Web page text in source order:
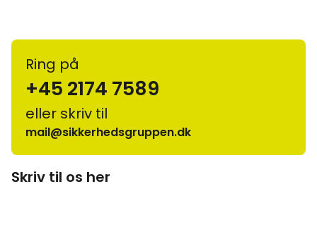
Ring på
+45 2174 7589
eller skriv til
mail@sikkerhedsgruppen.dk
Skriv til os her